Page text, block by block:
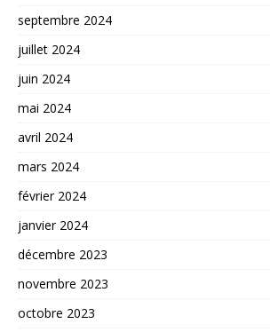
septembre 2024
juillet 2024
juin 2024
mai 2024
avril 2024
mars 2024
février 2024
janvier 2024
décembre 2023
novembre 2023
octobre 2023